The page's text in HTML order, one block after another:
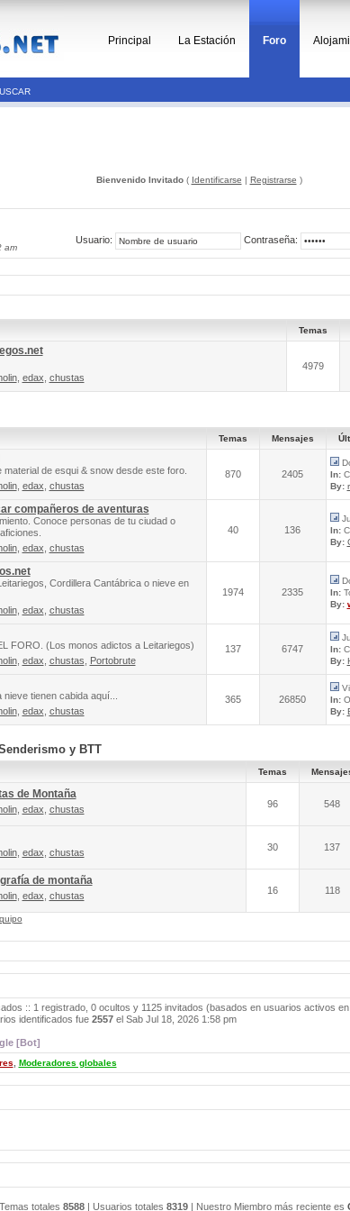
Principal La Estación Foro
Bienvenido Invitado( Identificarse | Registrarse )
am
Usuario: Contraseña:
Temas
, edax chustas
4979
Temas Mensajes
de esqui & snow desde este foro.
, edax chustas
870 2405
In:
By:
compañeros de aventuras
Conoce personas de tu ciudad o
, edax chustas
40 136
In:
By:
Cordillera Cantábrica o nieve en
, edax chustas
1974 2335
In:
By:
FORO. (Los monos adictos a Leitariegos)
, edax chustas Portobrute
137 6747
In:
By:
tienen cabida aquí...
, edax chustas
365 26850
In:
By:
y BTT
Temas
de Montaña
, edax chustas 96 548
, edax chustas 30 137
de montaña
, edax chustas 16 118
:: 1 registrado, 0 ocultos y 1125 invitados (basados en usuarios activos
identificados fue 2557el Sab Jul 18, 2026 1:58 pm
[Bot]
Moderadores globales
totales 8588| Usuarios totales 8319| Nuestro Miembro más reciente es